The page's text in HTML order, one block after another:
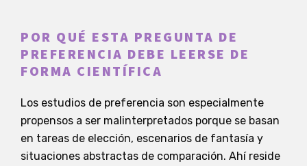
POR QUÉ ESTA PREGUNTA DE
PREFERENCIA DEBE LEERSE DE
FORMA CIENTÍFICA
Los estudios de preferencia son especialmente
propensos a ser malinterpretados porque se basan
en tareas de elección, escenarios de fantasía y
situaciones abstractas de comparación. Ahí reside